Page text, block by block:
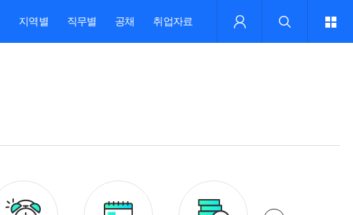
지역별 직무별 공채 취업자료